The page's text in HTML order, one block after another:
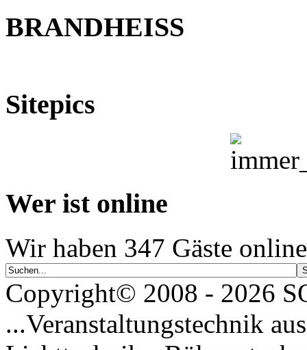
BRANDHEISS
Sitepics
Wer ist online
Wir haben 347 Gäste online
Copyright© 2008 - 2026
...Veranstaltungstechnik